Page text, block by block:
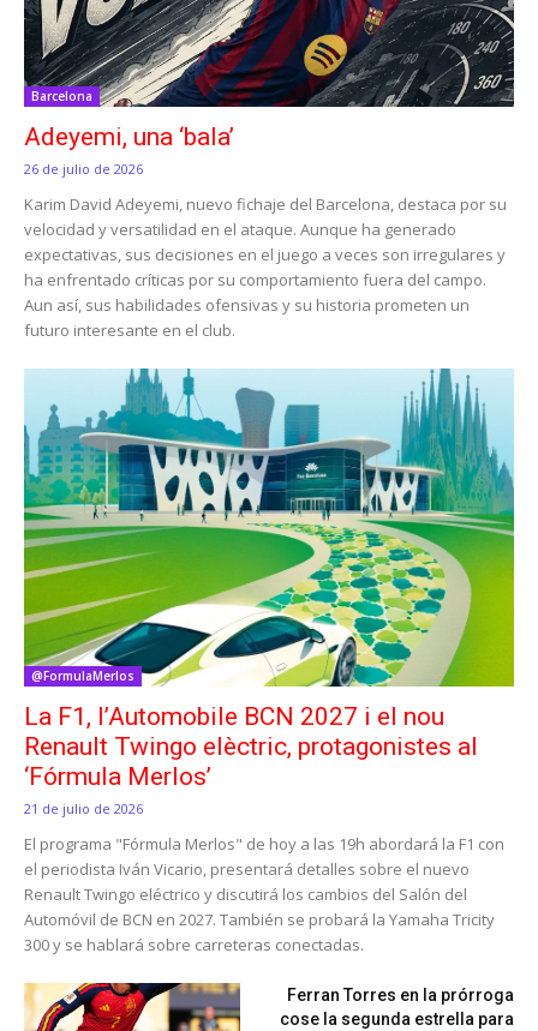
Barcelona
Adeyemi, una ‘bala’
26 de julio de 2026
Karim David Adeyemi, nuevo fichaje del Barcelona, destaca por su
velocidad y versatilidad en el ataque. Aunque ha generado
expectativas, sus decisiones en el juego a veces son irregulares y
ha enfrentado críticas por su comportamiento fuera del campo.
Aun así, sus habilidades ofensivas y su historia prometen un
futuro interesante en el club.
@FormulaMerlos
La F1, l’Automobile BCN 2027 i el nou
Renault Twingo elèctric, protagonistes al
‘Fórmula Merlos’
21 de julio de 2026
El programa "Fórmula Merlos" de hoy a las 19h abordará la F1 con
el periodista Iván Vicario, presentará detalles sobre el nuevo
Renault Twingo eléctrico y discutirá los cambios del Salón del
Automóvil de BCN en 2027. También se probará la Yamaha Tricity
300 y se hablará sobre carreteras conectadas.
Ferran Torres en la prórroga
cose la segunda estrella para